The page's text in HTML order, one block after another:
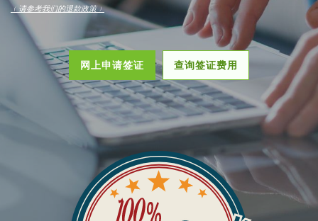
﹙请参考我们的退款政策﹚
网上申请签证 查询签证费用